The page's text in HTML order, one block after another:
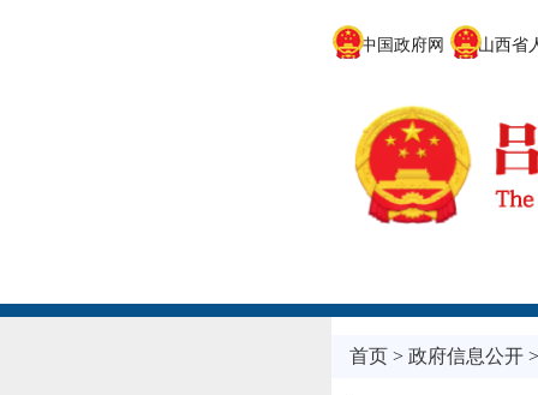
中国政府网 山西省人
首页> 政府信息公开